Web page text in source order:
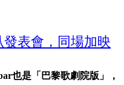
也是「巴黎歌劇院版」，